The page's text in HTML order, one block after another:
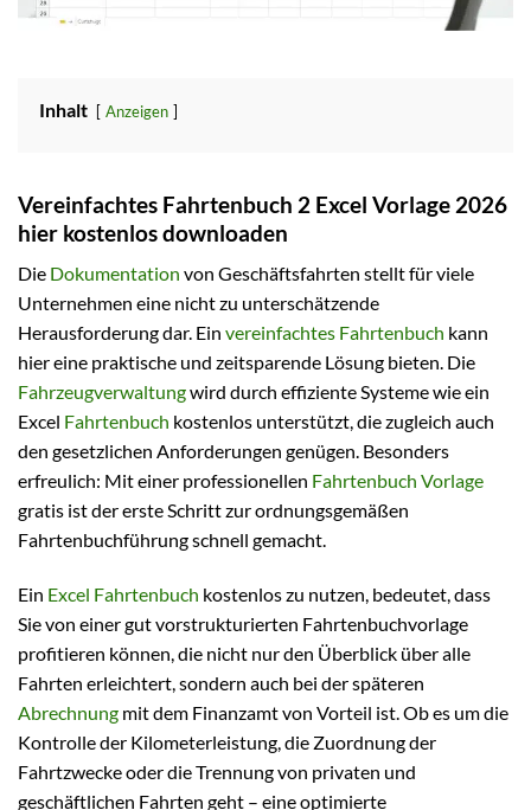
Inhalt Anzeigen
Vereinfachtes Fahrtenbuch 2 Excel Vorlage 2026
hier kostenlos downloaden
Die Dokumentation von Geschäftsfahrten stellt für viele
Unternehmen eine nicht zu unterschätzende
Herausforderung dar. Ein vereinfachtes Fahrtenbuch kann
hier eine praktische und zeitsparende Lösung bieten. Die
Fahrzeugverwaltungwird durch effiziente Systeme wie ein
Excel Fahrtenbuch kostenlos unterstützt, die zugleich auch
den gesetzlichen Anforderungen genügen. Besonders
erfreulich: Mit einer professionellen Fahrtenbuch Vorlage
gratis ist der erste Schritt zur ordnungsgemäßen
Fahrtenbuchführung schnell gemacht.
Ein Excel Fahrtenbuch kostenlos zu nutzen, bedeutet, dass
Sie von einer gut vorstrukturierten Fahrtenbuchvorlage
profitieren können, die nicht nur den Überblick über alle
Fahrten erleichtert, sondern auch bei der späteren
Abrechnung mit dem Finanzamt von Vorteil ist. Ob es um die
Kontrolle der Kilometerleistung, die Zuordnung der
Fahrtzwecke oder die Trennung von privaten und
geschäftlichen Fahrten geht – eine optimierte